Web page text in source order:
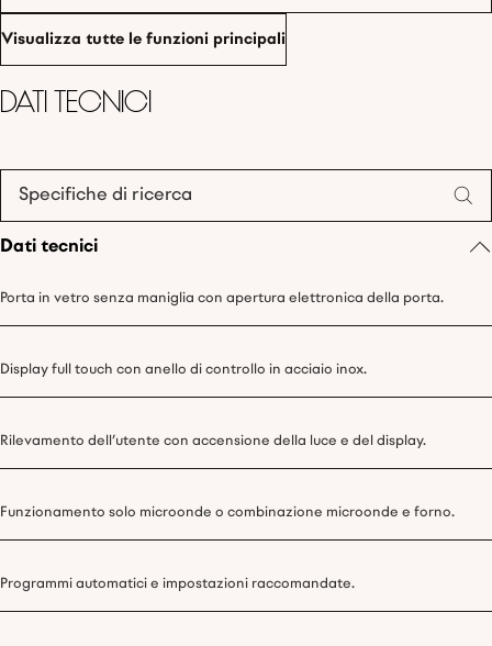
Visualizza tutte le funzioni principali
Dati tecnici
Specifiche di ricerca
Dati tecnici
Porta in vetro senza maniglia con apertura elettronica della porta.
Display full touch con anello di controllo in acciaio inox.
Rilevamento dell’utente con accensione della luce e del display.
Funzionamento solo microonde o combinazione microonde e forno.
Programmi automatici e impostazioni raccomandate.